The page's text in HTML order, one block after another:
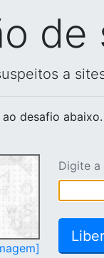
de
a
desafio abaixo.
Digite a